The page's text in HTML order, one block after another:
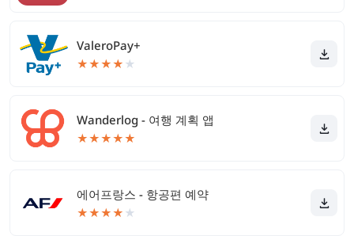
ValeroPay+
★★★★ ★
Wanderlog - 여행 계획 앱
★★★★★
에어프랑스 - 항공편 예약
★★★★ ★